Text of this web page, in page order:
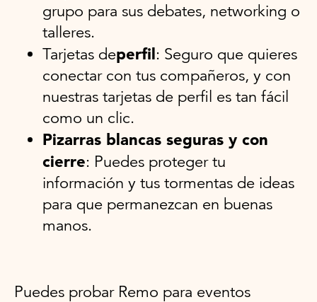
grupo para sus debates, networking o
talleres.
Tarjetas deperfil: Seguro que quieres
conectar con tus compañeros, y con
nuestras tarjetas de perfil es tan fácil
como un clic.
Pizarras blancas seguras y con
cierre: Puedes proteger tu
información y tus tormentas de ideas
para que permanezcan en buenas
manos.
Puedes probar Remo para eventos